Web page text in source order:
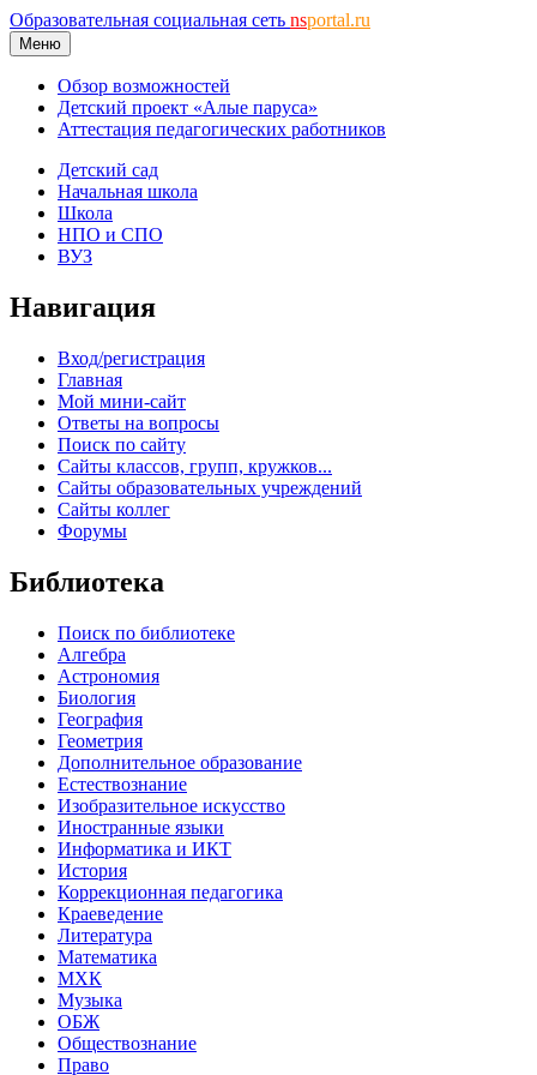
Образовательная социальная сеть nsportal.ru
Меню
Обзор возможностей
Детский проект «Алые паруса»
Аттестация педагогических работников
Детский сад
Начальная школа
Школа
НПО и СПО
ВУЗ
Навигация
Вход/регистрация
Главная
Мой мини-сайт
Ответы на вопросы
Поиск по сайту
Сайты классов, групп, кружков...
Сайты образовательных учреждений
Сайты коллег
Форумы
Библиотека
Поиск по библиотеке
Алгебра
Астрономия
Биология
География
Геометрия
Дополнительное образование
Естествознание
Изобразительное искусство
Иностранные языки
Информатика и ИКТ
История
Коррекционная педагогика
Краеведение
Литература
Математика
МХК
Музыка
ОБЖ
Обществознание
Право